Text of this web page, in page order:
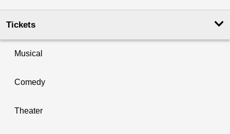
Tickets
Musical
Comedy
Theater